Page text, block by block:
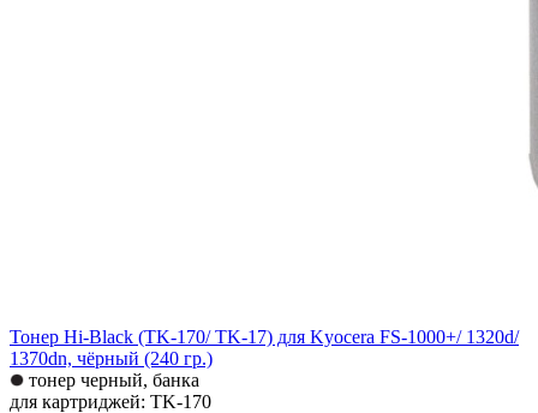
Тонер Hi-Black (TK-170/ TK-17) для Kyocera FS-1000+/ 1320d/
1370dn, чёрный (240 гр.)
тонер черный, банка
для картриджей: TK-170